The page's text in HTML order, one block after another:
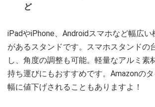
ど
iPadやiPhone、Androidスマホなど幅広
があるスタンドです。スマホスタンドの
し、角度の調整も可能。軽量なアルミ素
持ち運びにもおすすめです。Amazonの
幅に値下げされることもありますよ！